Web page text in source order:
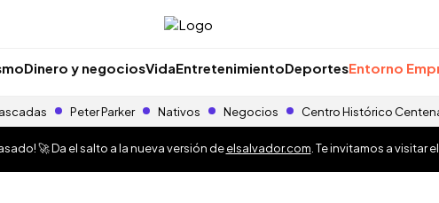
Dinero y negociosVidaEntretenimientoDeportesEntorno
Peter Parker Nativos Negocios Centro Histórico
🚀 Da el salto a la nueva versión deelsalvador.com . Te invitamos a